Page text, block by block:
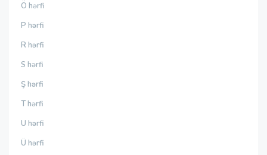
Ö hərfi
P hərfi
R hərfi
S hərfi
Ş hərfi
T hərfi
U hərfi
Ü hərfi